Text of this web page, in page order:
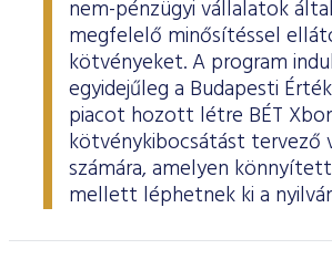
nem-pénzügyi vállalatok
megfelelő minősítéssel
kötvényeket. A program
egyidejűleg a Budapesti
piacot hozott létre BÉT
kötvénykibocsátást tervező
számára, amelyen
mellett léphetnek ki a